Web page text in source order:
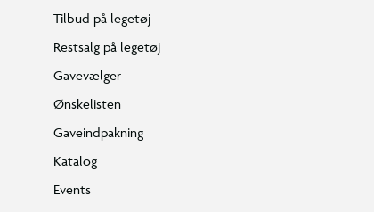
Tilbud på legetøj
Restsalg på legetøj
Gavevælger
Ønskelisten
Gaveindpakning
Katalog
Events